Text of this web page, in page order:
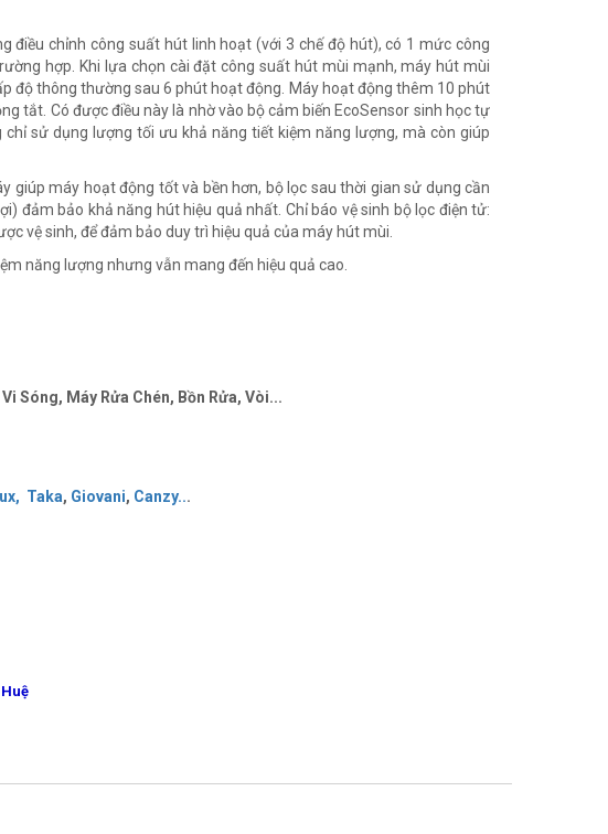
điều chỉnh công suất hút linh hoạt (với 3 chế độ hút), có 1 mức công
hợp. Khi lựa chọn cài đặt công suất hút mùi mạnh, máy hút mùi
độ thông thường sau 6 phút hoạt động. Máy hoạt động thêm 10 phút
tắt. Có được điều này là nhờ vào bộ cảm biến EcoSensor sinh học tự
sử dụng lượng tối ưu khả năng tiết kiệm năng lượng, mà còn giúp
giúp máy hoạt động tốt và bền hơn, bộ lọc sau thời gian sử dụng cần
đảm bảo khả năng hút hiệu quả nhất. Chỉ báo vệ sinh bộ lọc điện tử:
vệ sinh, để đảm bảo duy trì hiệu quả của máy hút mùi.
năng lượng nhưng vẫn mang đến hiệu quả cao.
Sóng, Máy Rửa Chén, Bồn Rửa, Vòi...
Taka, Giovani, Canzy...